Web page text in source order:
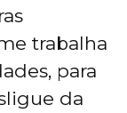
trabalha
para
da